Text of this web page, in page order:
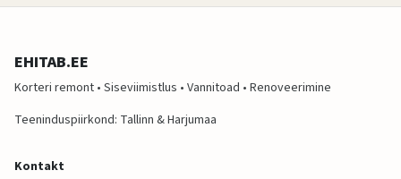
EHITAB.EE
Korteri remont • Siseviimistlus • Vannitoad • Renoveerimine
Teeninduspiirkond: Tallinn & Harjumaa
Kontakt